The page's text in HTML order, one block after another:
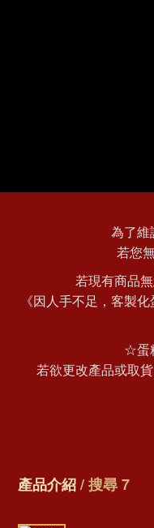
為了維
若您
若現有商品
《因人手不足，客製
☆蛋
若欲更改產品或取
產品介紹/ 搜尋 7